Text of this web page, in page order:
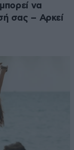
να
σας – Αρκεί